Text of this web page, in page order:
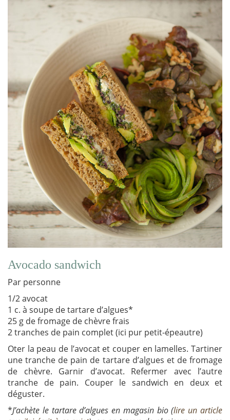
Avocado sandwich
Par personne
1/2 avocat
1 c. à soupe de tartare d’algues*
25 g de fromage de chèvre frais
2 tranches de pain complet (ici pur petit-épeautre)
Oter la peau de l’avocat et couper en lamelles. Tartiner
une tranche de pain de tartare d’algues et de fromage
de chèvre. Garnir d’avocat. Refermer avec l’autre
tranche de pain. Couper le sandwich en deux et
déguster.
*J’achète le tartare d’algues en magasin bio (lire un article